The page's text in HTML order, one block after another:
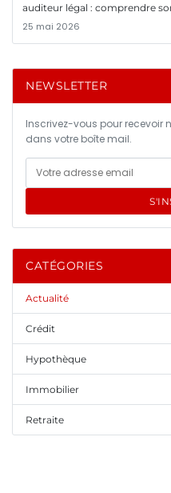
auditeur légal : comprendre
25 mai 2026
NEWSLETTER
Inscrivez-vous pour recevoir
dans votre boîte mail.
CATÉGORIES
Actualité
Crédit
Hypothèque
Immobilier
Retraite